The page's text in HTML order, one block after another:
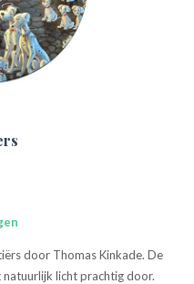
door Thomas Kinkade. De
licht prachtig door.